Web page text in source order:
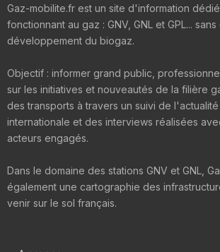
Gaz-mobilite.fr est un site d'information
fonctionnant au gaz : GNV, GNL et GPL...
développement du biogaz.
Objectif : informer grand public,
sur les initiatives et nouveautés de la filière
des transports à travers un suivi de
internationale et des interviews réalisées
acteurs engagés.
Dans le domaine des stations GNV et GNL,
également une cartographie des
venir sur le sol français.